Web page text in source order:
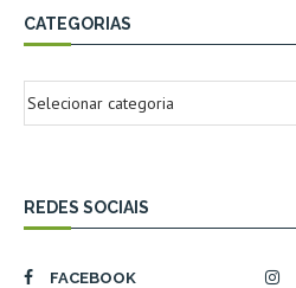
CATEGORIAS
REDES SOCIAIS
FACEBOOK